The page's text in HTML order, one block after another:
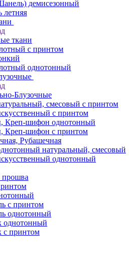
демисезонный
ткани
с принтом
однотонный
Блузочные
смесовый с принтом
с принтом
Креп-шифон однотонный
Креп-шифон с принтом
Рубашечная
натуральный, смесовый
однотонный
с принтом
однотонный
однотонный
с принтом